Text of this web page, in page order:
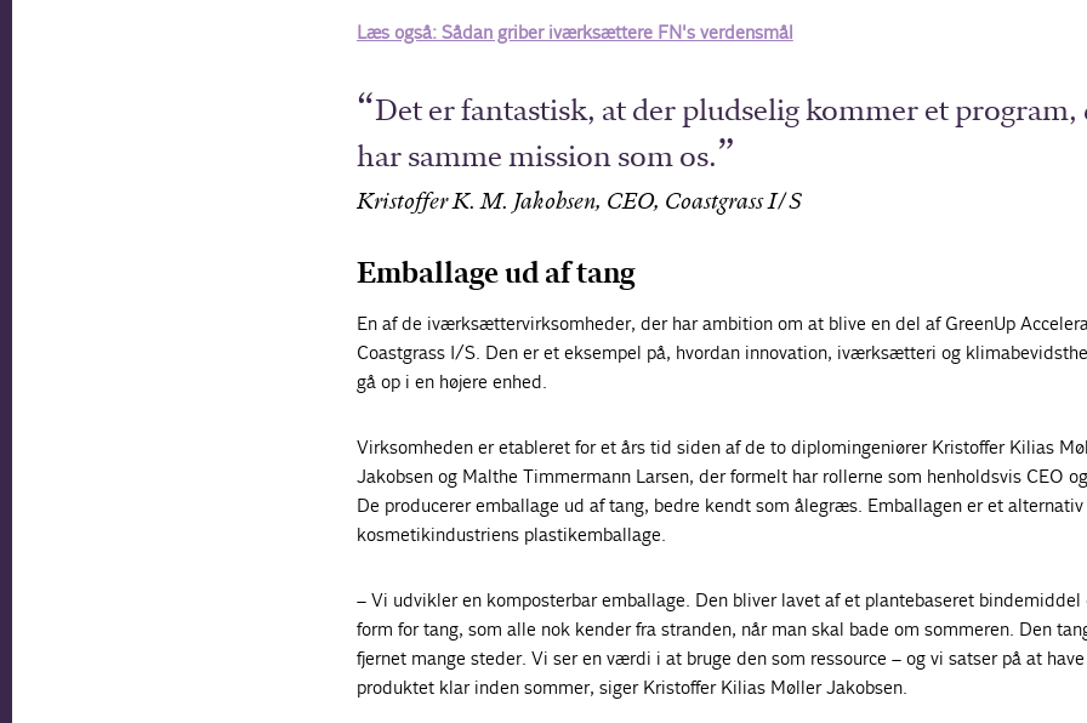
Læs også: Sådan griber iværksættere FN's verdensmål
Det er fantastisk, at der pludselig kommer et program,
har samme mission som os.
Kristoffer K. M. Jakobsen, CEO, Coastgrass I/S
Emballage ud af tang
En af de iværksættervirksomheder, der har ambition om at blive en del af GreenUp
Coastgrass I/S. Den er et eksempel på, hvordan innovation, iværksætteri og
gå op i en højere enhed.
Virksomheden er etableret for et års tid siden af de to diplomingeniører Kristoffer Kilias
Jakobsen og Malthe Timmermann Larsen, der formelt har rollerne som henholdsvis CEO
De producerer emballage ud af tang, bedre kendt som ålegræs. Emballagen er et
kosmetikindustriens plastikemballage.
– Vi udvikler en komposterbar emballage. Den bliver lavet af et plantebaseret bindemiddel
form for tang, som alle nok kender fra stranden, når man skal bade om sommeren. Den
fjernet mange steder. Vi ser en værdi i at bruge den som ressource – og vi satser på at have
produktet klar inden sommer, siger Kristoffer Kilias Møller Jakobsen.